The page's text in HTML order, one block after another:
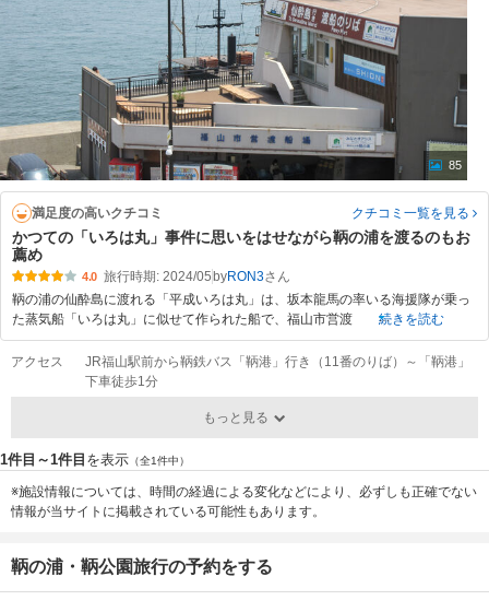
85
満足度の高いクチコミ クチコミ一覧を見る
かつての「いろは丸」事件に思いをはせながら鞆の浦を渡るのもお
薦め
4.0 旅行時期: 2024/05 byRON3
鞆の浦の仙酔島に渡れる「平成いろは丸」は、坂本龍馬の率いる海援隊が乗っ
た蒸気船「いろは丸」に似せて作られた船で、福山市営渡
続きを読む
アクセス
JR福山駅前から鞆鉄バス「鞆港」行き（11番のりば）～「鞆港」
下車徒歩1分
もっと見る
1件目～1件目 を表示 （全1件中）
※施設情報については、時間の経過による変化などにより、必ずしも正確でない
情報が当サイトに掲載されている可能性もあります。
鞆の浦・鞆公園旅行の予約をする